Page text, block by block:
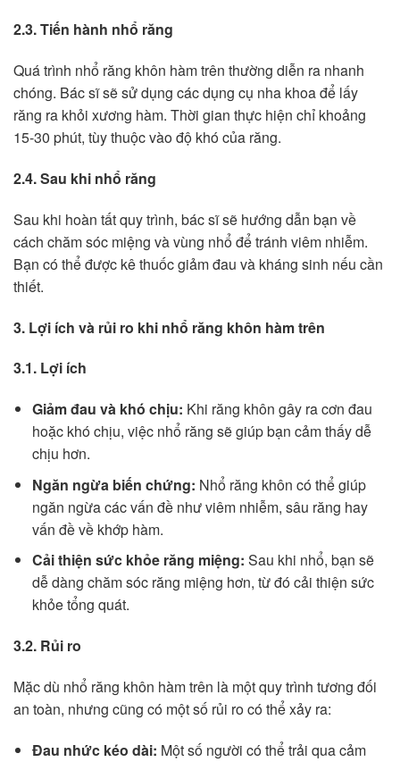
2.3. Tiến hành nhổ răng
Quá trình nhổ răng khôn hàm trên thường diễn ra nhanh
chóng. Bác sĩ sẽ sử dụng các dụng cụ nha khoa để lấy
răng ra khỏi xương hàm. Thời gian thực hiện chỉ khoảng
15-30 phút, tùy thuộc vào độ khó của răng.
2.4. Sau khi nhổ răng
Sau khi hoàn tất quy trình, bác sĩ sẽ hướng dẫn bạn về
cách chăm sóc miệng và vùng nhổ để tránh viêm nhiễm.
Bạn có thể được kê thuốc giảm đau và kháng sinh nếu cần
thiết.
3. Lợi ích và rủi ro khi nhổ răng khôn hàm trên
3.1. Lợi ích
Giảm đau và khó chịu: Khi răng khôn gây ra cơn đau
hoặc khó chịu, việc nhổ răng sẽ giúp bạn cảm thấy dễ
chịu hơn.
Ngăn ngừa biến chứng: Nhổ răng khôn có thể giúp
ngăn ngừa các vấn đề như viêm nhiễm, sâu răng hay
vấn đề về khớp hàm.
Cải thiện sức khỏe răng miệng: Sau khi nhổ, bạn sẽ
dễ dàng chăm sóc răng miệng hơn, từ đó cải thiện sức
khỏe tổng quát.
3.2. Rủi ro
Mặc dù nhổ răng khôn hàm trên là một quy trình tương đối
an toàn, nhưng cũng có một số rủi ro có thể xảy ra:
Đau nhức kéo dài: Một số người có thể trải qua cảm